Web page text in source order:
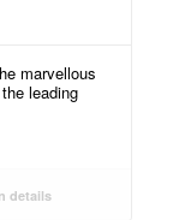
marvellous
leading
details